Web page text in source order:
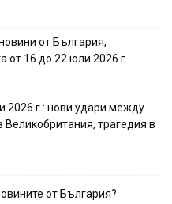
от България,
от 16 до 22 юли 2026 г.
2026 г.: нови удари между
трагедия в
от България?